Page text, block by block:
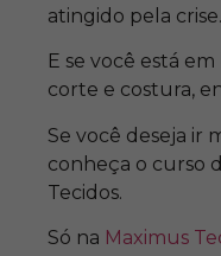
atingido pela crise.
E se você está
corte e costura,
Se você deseja ir
conheça o curso
Tecidos.
Só na Maximus